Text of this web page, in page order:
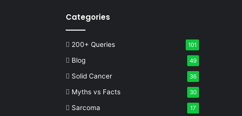
Categories
200+ Queries 101
Blog 49
Solid Cancer 36
Myths vs Facts 30
Sarcoma 17